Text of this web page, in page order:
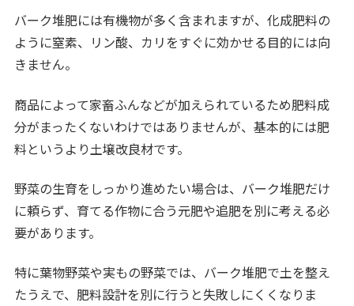
バーク堆肥には有機物が多く含まれますが、化成肥料の
ように窒素、リン酸、カリをすぐに効かせる目的には向
きません。
商品によって家畜ふんなどが加えられているため肥料成
分がまったくないわけではありませんが、基本的には肥
料というより土壌改良材です。
野菜の生育をしっかり進めたい場合は、バーク堆肥だけ
に頼らず、育てる作物に合う元肥や追肥を別に考える必
要があります。
特に葉物野菜や実もの野菜では、バーク堆肥で土を整え
たうえで、肥料設計を別に行うと失敗しにくくなりま